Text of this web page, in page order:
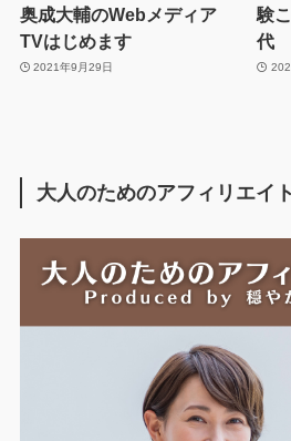
奥成大輔のWebメディア
TVはじめます
2021年9月29日
験
代
大人のためのアフィリエイ